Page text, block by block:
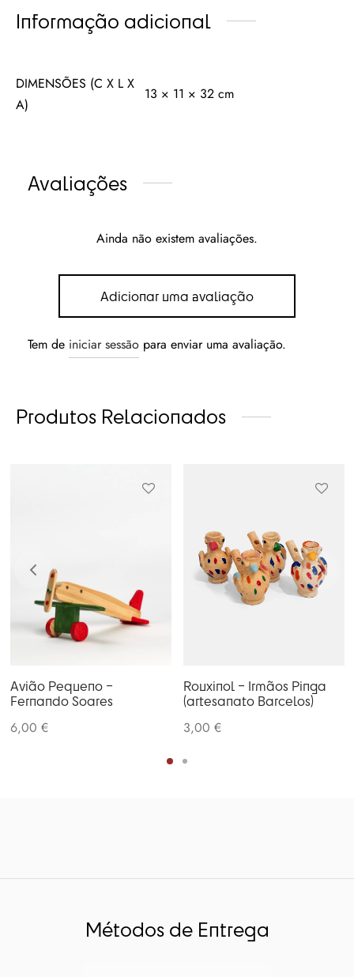
Informação adicional
DIMENSÕES (C X L X
A)
13 × 11 × 32 cm
Avaliações
Ainda não existem avaliações.
Adicionar uma avaliação
Tem de iniciar sessão para enviar uma avaliação.
Produtos Relacionados
Avião Pequeno –
Fernando Soares
6,00 €
Rouxinol – Irmãos Pinga
(artesanato Barcelos)
3,00 €
Métodos de Entrega